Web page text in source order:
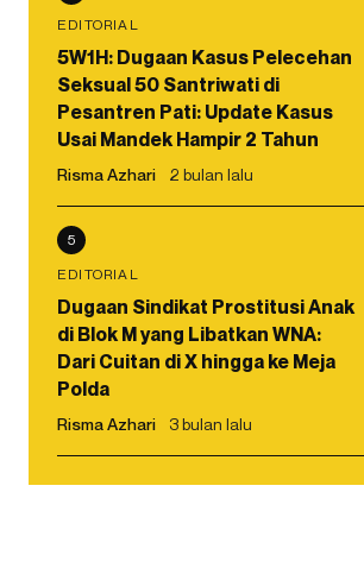
EDITORIAL
5W1H: Dugaan Kasus Pelecehan
Seksual 50 Santriwati di
Pesantren Pati: Update Kasus
Usai Mandek Hampir 2 Tahun
Risma Azhari 2 bulan lalu
5
EDITORIAL
Dugaan Sindikat Prostitusi Anak
di Blok M yang Libatkan WNA:
Dari Cuitan di X hingga ke Meja
Polda
Risma Azhari 3 bulan lalu